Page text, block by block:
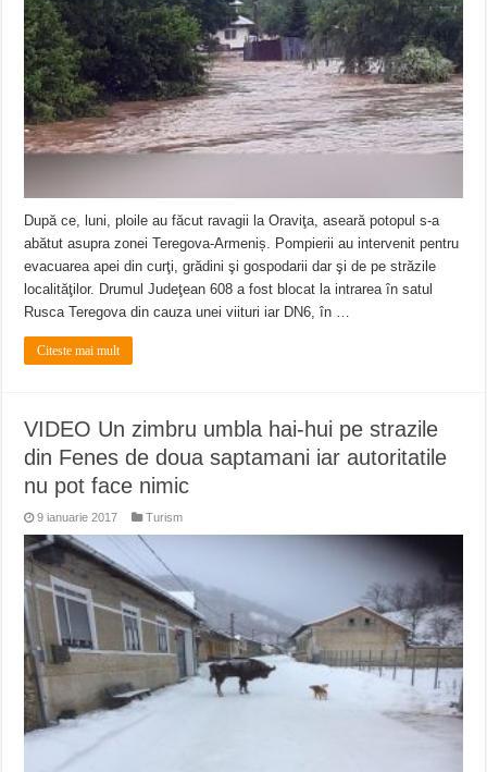
După ce, luni, ploile au făcut ravagii la Oraviţa, aseară potopul s-a
abătut asupra zonei Teregova-Armeniș. Pompierii au intervenit pentru
evacuarea apei din curţi, grădini şi gospodarii dar şi de pe străzile
localităţilor. Drumul Judeţean 608 a fost blocat la intrarea în satul
Rusca Teregova din cauza unei viituri iar DN6, în …
Citeste mai mult
VIDEO Un zimbru umbla hai-hui pe strazile
din Fenes de doua saptamani iar autoritatile
nu pot face nimic
9 ianuarie 2017 Turism